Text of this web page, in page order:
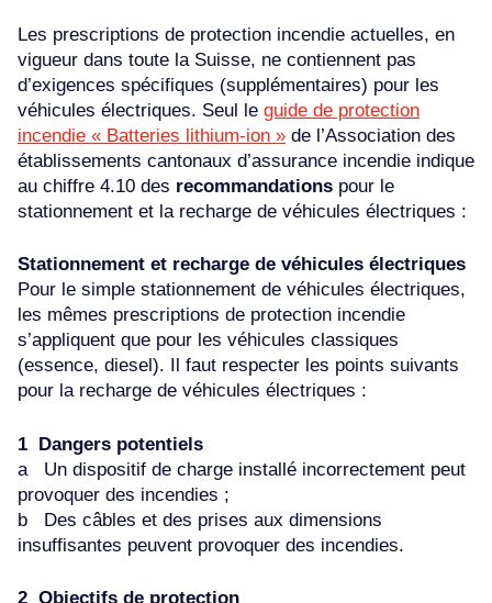
Les prescriptions de protection incendie actuelles, en
vigueur dans toute la Suisse, ne contiennent pas
d’exigences spécifiques (supplémentaires) pour les
véhicules électriques. Seul le guide de protection
incendie « Batteries lithium-ion » de l’Association des
établissements cantonaux d’assurance incendie indique
au chiffre 4.10 des recommandations pour le
stationnement et la recharge de véhicules électriques :
Stationnement et recharge de véhicules électriques
Pour le simple stationnement de véhicules électriques,
les mêmes prescriptions de protection incendie
s’appliquent que pour les véhicules classiques
(essence, diesel). Il faut respecter les points suivants
pour la recharge de véhicules électriques :
1 Dangers potentiels
a Un dispositif de charge installé incorrectement peut
provoquer des incendies ;
b Des câbles et des prises aux dimensions
insuffisantes peuvent provoquer des incendies.
2 Objectifs de protection